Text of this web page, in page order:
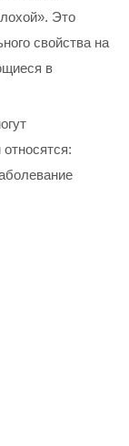
Это
свойства на
в